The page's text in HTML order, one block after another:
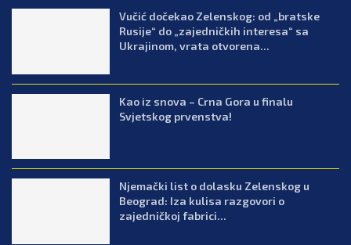
Vučić dočekao Zelenskog: od „bratske
Rusije“ do „zajedničkih interesa“ sa
Ukrajinom, vrata otvorena...
Kao iz snova – Crna Gora u finalu
Svjetskog prvenstva!
Njemački list o dolasku Zelenskog u
Beograd: Iza kulisa razgovori o
zajedničkoj fabrici...